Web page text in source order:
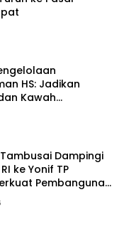
HS: Jadikan
Kawah
Dampingi
ke Yonif TP
Pembangunan